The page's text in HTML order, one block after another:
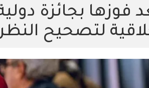
فوزها بجائزة
لتصحيح